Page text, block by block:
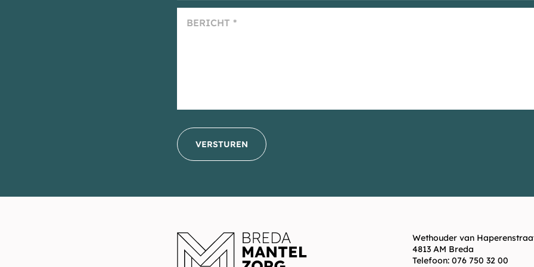
VERSTUREN
Wethouder van
4813 AM Breda
Telefoon: 076 750 32 00